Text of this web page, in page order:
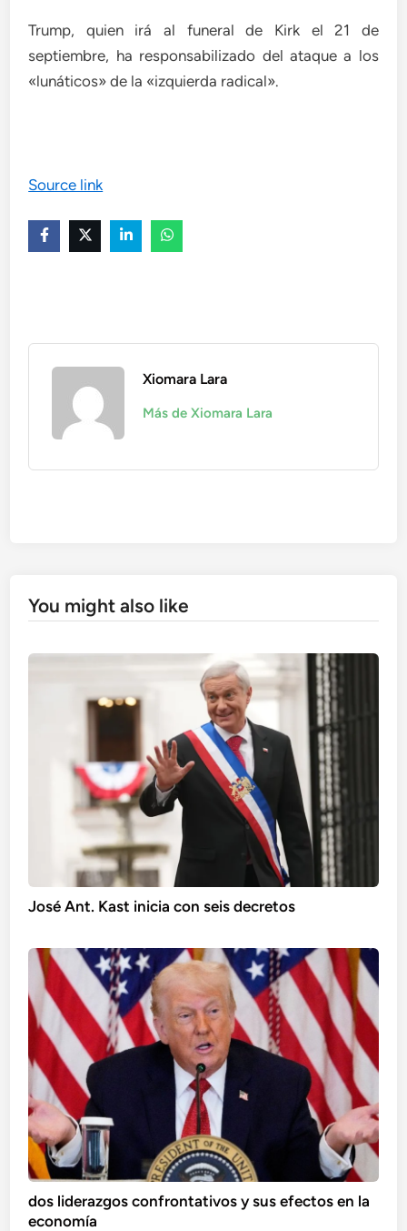
Trump, quien irá al funeral de Kirk el 21 de
septiembre, ha responsabilizado del ataque a los
«lunáticos» de la «izquierda radical».
Source link
Xiomara Lara
Más de Xiomara Lara
You might also like
José Ant. Kast inicia con seis decretos
dos liderazgos confrontativos y sus efectos en la
economía